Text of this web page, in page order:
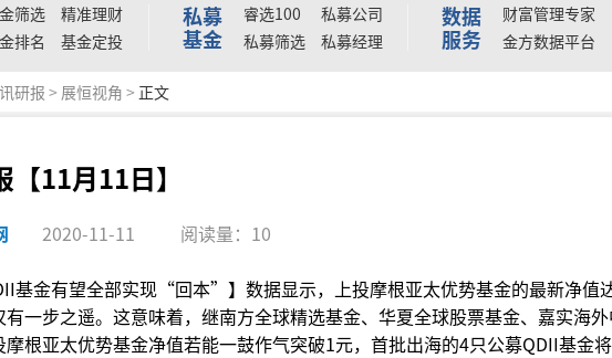
筛选
精准理财
排名 基金定投
私募
基金
睿选100
私募公司
私募筛选
私募经理
数据
服务
财富管理专家
金方数据平台
研报 > 展恒视角 > 正文
11月11日】
2020-11-11 阅读量：10
基金有望全部实现“回本”】数据显示，上投摩根亚太优势基金的最新净值
一步之遥。这意味着，继南方全球精选基金、华夏全球股票基金、嘉实海
根亚太优势基金净值若能一鼓作气突破1元，首批出海的4只公募QDII基金